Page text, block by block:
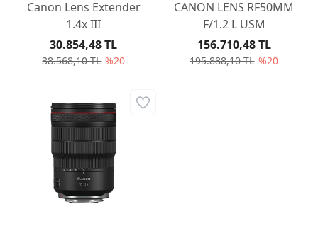
Canon Lens Extender
1.4x III
38.568,10 TL %20
30.854,48 TL
CANON LENS RF50MM
F/1.2 L USM
195.888,10 TL %20
156.710,48 TL